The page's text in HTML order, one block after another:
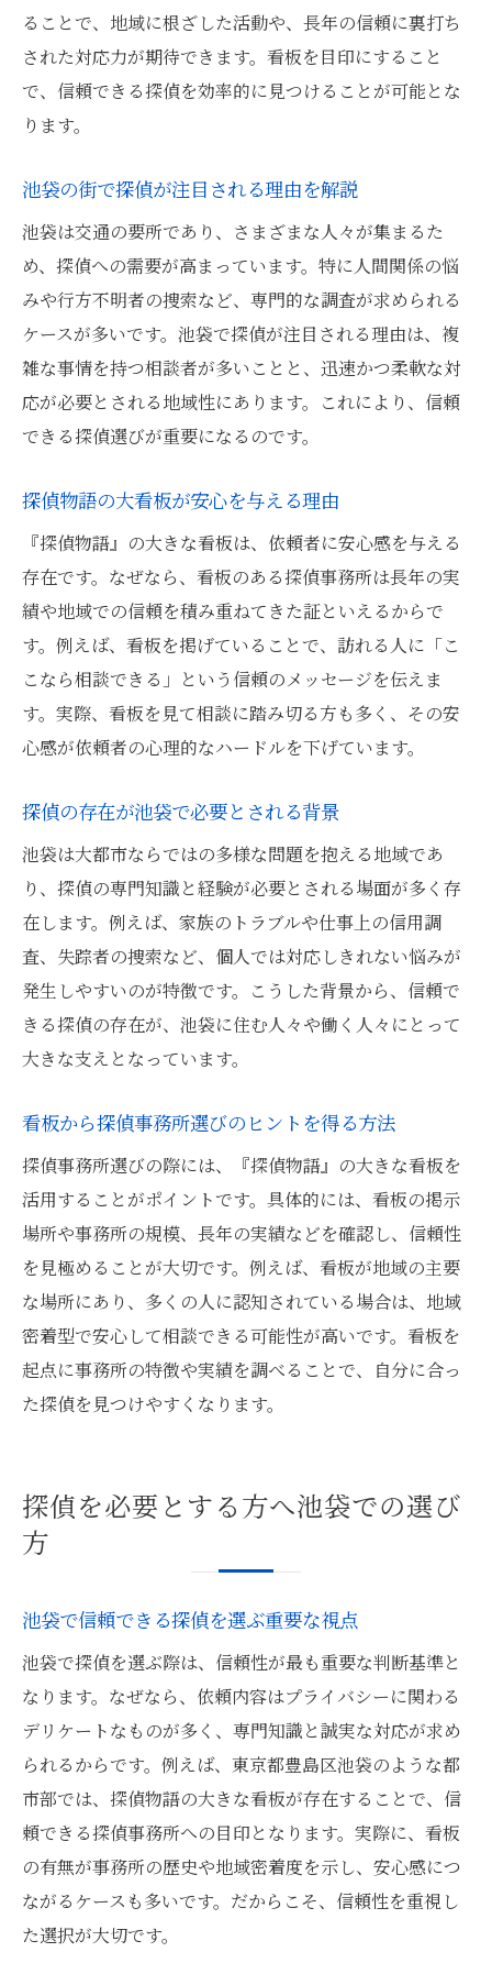
安心できる探偵相談を池袋で実現するには
探偵相談で重視したい安心ポイントを紹介
池袋で探偵と信頼関係を築くための工夫
プライバシー配慮が徹底された探偵相談の
特徴
探偵への相談が初めてでも不安を解消する
方法
看板を活かして安心して探偵に相談する流
れ
浮気や家族問題に強い探偵の見極め方
ク
浮気調査や家族問題で探偵を選ぶコツ
探偵が持つ解決事例を確認するポイント
池袋の探偵事務所で重視すべき経験と実績
安心して任せられる探偵の特徴とは
看板から信頼できる探偵を見極める方法
探偵物語の看板が導く信頼への第一歩
説
池袋で探偵を利用する際の信頼の作り方
看板が探偵選びで役立つ具体的なポイント
信頼できる探偵事務所を見極めるために
探偵物語看板が安心感を生み出す仕組み
秘密厳守の探偵サービスが選ばれる理由
探偵物語の看板が示す秘密厳守の姿勢
探偵サービスが選ばれる最大の理由とは
探偵が守るプライバシーの大切さについて
相談内容が外部に漏れない仕組みを解説
探偵に安心して悩みを打ち明けるために
池袋で探偵物語の看板を頼りに相談する方法
探偵物語看板を目印に相談をスタートする
流れ
池袋で探偵相談をスムーズに進めるコツ
探偵との初回相談で気を付けたいポイント
安心して探偵に悩みを話すための準備方法
探偵物語の看板が相談の第一歩となる理由
ることで、地域に根ざした活動や、長年の信頼に裏打ち
された対応力が期待できます。看板を目印にすること
で、信頼できる探偵を効率的に見つけることが可能とな
ります。
池袋の街で探偵が注目される理由を解説
池袋は交通の要所であり、さまざまな人々が集まるた
め、探偵への需要が高まっています。特に人間関係の悩
みや行方不明者の捜索など、専門的な調査が求められる
ケースが多いです。池袋で探偵が注目される理由は、複
雑な事情を持つ相談者が多いことと、迅速かつ柔軟な対
応が必要とされる地域性にあります。これにより、信頼
できる探偵選びが重要になるのです。
探偵物語の大看板が安心を与える理由
『探偵物語』の大きな看板は、依頼者に安心感を与える
存在です。なぜなら、看板のある探偵事務所は長年の実
績や地域での信頼を積み重ねてきた証といえるからで
す。例えば、看板を掲げていることで、訪れる人に「こ
こなら相談できる」という信頼のメッセージを伝えま
す。実際、看板を見て相談に踏み切る方も多く、その安
心感が依頼者の心理的なハードルを下げています。
探偵の存在が池袋で必要とされる背景
池袋は大都市ならではの多様な問題を抱える地域であ
り、探偵の専門知識と経験が必要とされる場面が多く存
在します。例えば、家族のトラブルや仕事上の信用調
査、失踪者の捜索など、個人では対応しきれない悩みが
発生しやすいのが特徴です。こうした背景から、信頼で
きる探偵の存在が、池袋に住む人々や働く人々にとって
大きな支えとなっています。
看板から探偵事務所選びのヒントを得る方法
探偵事務所選びの際には、『探偵物語』の大きな看板を
活用することがポイントです。具体的には、看板の掲示
場所や事務所の規模、長年の実績などを確認し、信頼性
を見極めることが大切です。例えば、看板が地域の主要
な場所にあり、多くの人に認知されている場合は、地域
密着型で安心して相談できる可能性が高いです。看板を
起点に事務所の特徴や実績を調べることで、自分に合っ
た探偵を見つけやすくなります。
探偵を必要とする方へ池袋での選び
方
池袋で信頼できる探偵を選ぶ重要な視点
池袋で探偵を選ぶ際は、信頼性が最も重要な判断基準と
なります。なぜなら、依頼内容はプライバシーに関わる
デリケートなものが多く、専門知識と誠実な対応が求め
られるからです。例えば、東京都豊島区池袋のような都
市部では、探偵物語の大きな看板が存在することで、信
頼できる探偵事務所への目印となります。実際に、看板
の有無が事務所の歴史や地域密着度を示し、安心感につ
ながるケースも多いです。だからこそ、信頼性を重視し
た選択が大切です。